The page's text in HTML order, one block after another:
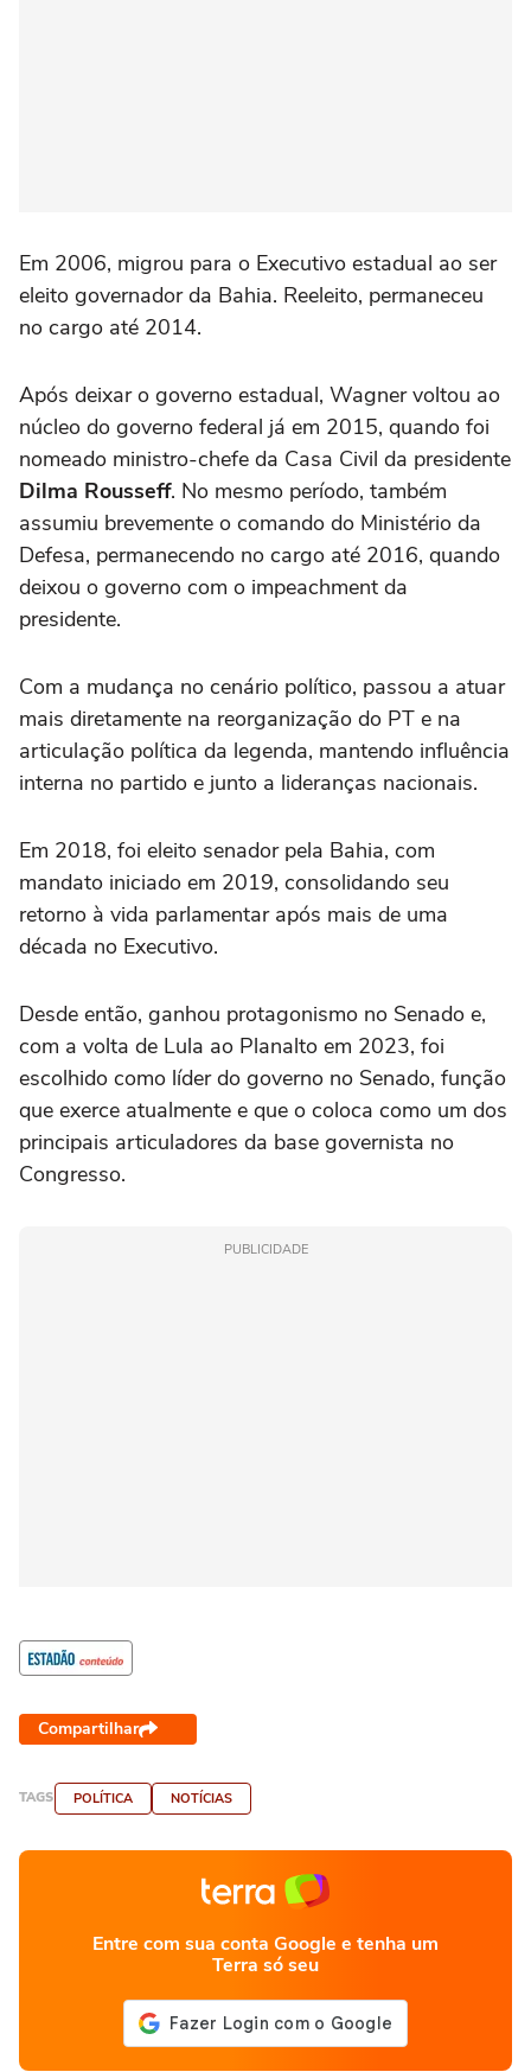
Em 2006, migrou para o Executivo estadual ao ser
eleito governador da Bahia. Reeleito, permaneceu
no cargo até 2014.
Após deixar o governo estadual, Wagner voltou ao
núcleo do governo federal já em 2015, quando foi
nomeado ministro-chefe da Casa Civil da presidente
Dilma Rousseff. No mesmo período, também
assumiu brevemente o comando do Ministério da
Defesa, permanecendo no cargo até 2016, quando
deixou o governo com o impeachment da
presidente.
Com a mudança no cenário político, passou a atuar
mais diretamente na reorganização do PT e na
articulação política da legenda, mantendo influência
interna no partido e junto a lideranças nacionais.
Em 2018, foi eleito senador pela Bahia, com
mandato iniciado em 2019, consolidando seu
retorno à vida parlamentar após mais de uma
década no Executivo.
Desde então, ganhou protagonismo no Senado e,
com a volta de Lula ao Planalto em 2023, foi
escolhido como líder do governo no Senado, função
que exerce atualmente e que o coloca como um dos
principais articuladores da base governista no
Congresso.
PUBLICIDADE
Compartilhar
TAGS POLÍTICA NOTÍCIAS
Entre com sua conta Google e tenha um
Terra só seu